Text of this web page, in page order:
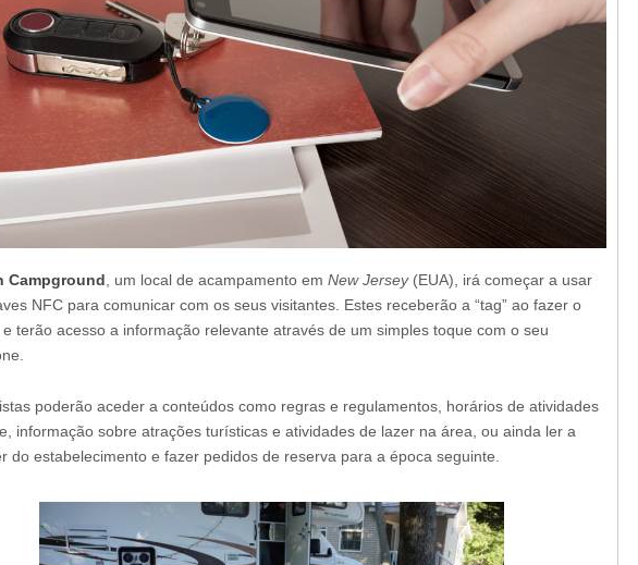
Campground, um local de acampamento em New Jersey(EUA), irá começar a usar
NFC para comunicar com os seus visitantes. Estes receberão a “tag” ao fazer o
terão acesso a informação relevante através de um simples toque com o seu
poderão aceder a conteúdos como regras e regulamentos, horários de atividades
informação sobre atrações turísticas e atividades de lazer na área, ou ainda ler a
do estabelecimento e fazer pedidos de reserva para a época seguinte.